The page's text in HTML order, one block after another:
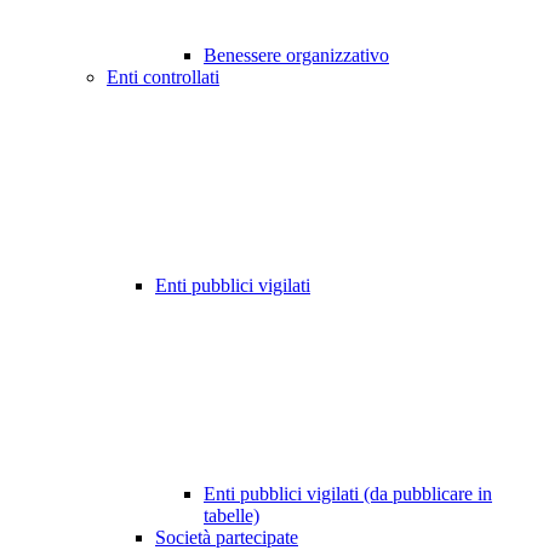
Benessere organizzativo
Enti controllati
Enti pubblici vigilati
Enti pubblici vigilati (da pubblicare in
tabelle)
Società partecipate